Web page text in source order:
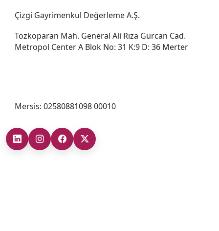
Çizgi Gayrimenkul Değerleme A.Ş.
Tozkoparan Mah. General Ali Rıza Gürcan Cad.
Metropol Center A Blok No: 31 K:9 D: 36 Merter
Mersis: 02580881098 00010